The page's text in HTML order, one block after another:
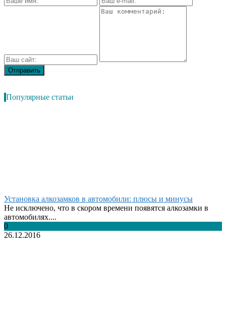
Популярные статьи
Установка алкозамков в автомобили: плюсы и минусы
Не исключено, что в скором времени появятся алкозамки в
автомобилях....
0
26.12.2016